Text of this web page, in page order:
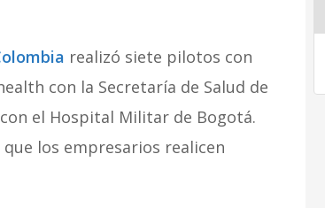
realizó siete pilotos con
con la Secretaría de Salud de
el Hospital Militar de Bogotá.
los empresarios realicen